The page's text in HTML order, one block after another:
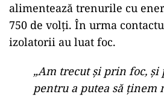
alimentează trenurile cu
750 de volți. În urma
izolatorii au luat foc.
„Am trecut și prin foc, și
pentru a putea să ținem